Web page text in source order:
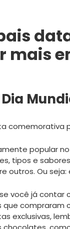
mais
comemorativa
popular
tipos e
outros. Ou
você já
que compraram
exclusivas,